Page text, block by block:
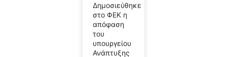
Δημοσιεύθηκε
στο ΦΕΚ η
απόφαση
του
υπουργείου
Ανάπτυξης